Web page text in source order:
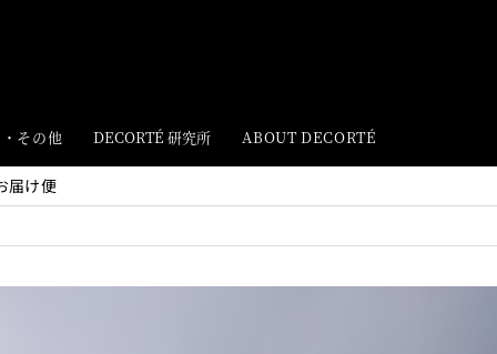
その他 DECORTÉ 研究所 ABOUT DECORTÉ
届け便